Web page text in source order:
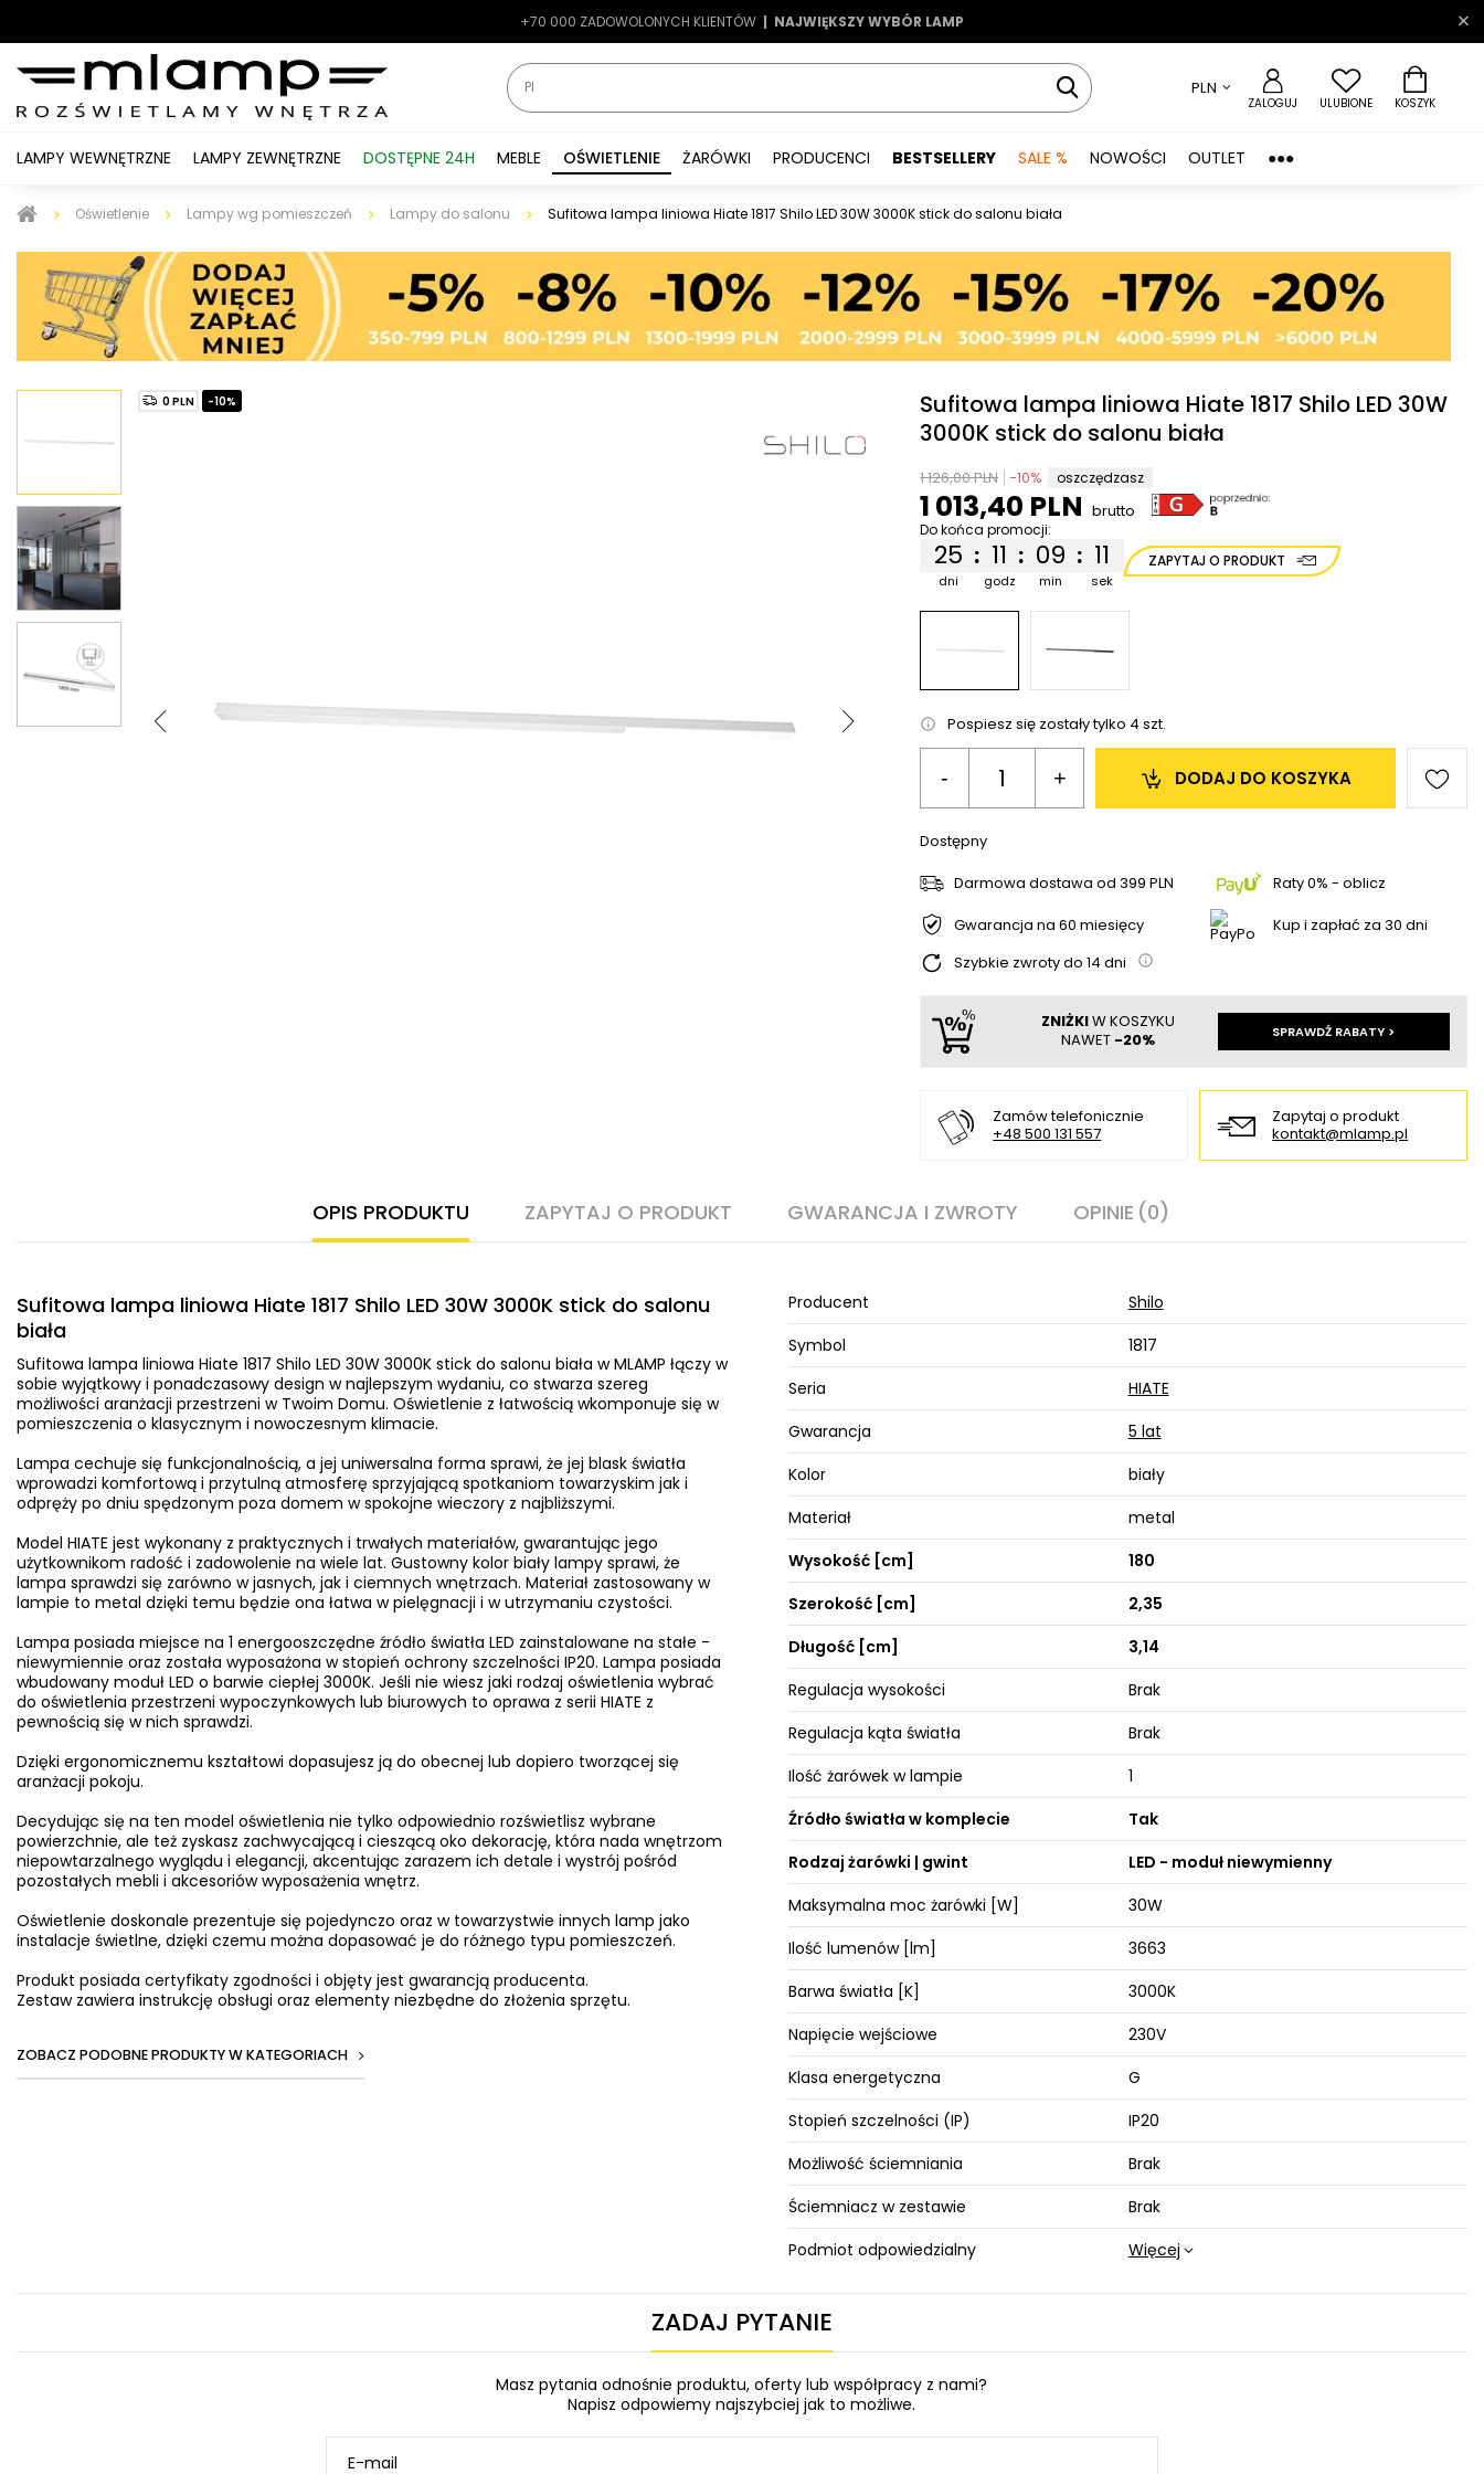
-7% LATO7
+70 000 ZADOWOLONYCH KLIENTÓW | NAJWIĘKSZY WYBÓR LAMP
| |
PLN
ZALOGUJ ULUBIONE KOSZYK
LAMPY WEWNĘTRZNE LAMPY ZEWNĘTRZNE DOSTĘPNE 24H MEBLE OŚWIETLENIE ŻARÓWKI PRODUCENCI BESTSELLERY SALE % NOWOŚCI OUTLET ●●●
Oświetlenie Lampy wg pomieszczeń Lampy do salonu Sufitowa lampa liniowa Hiate 1817 Shilo LED 30W 3000K stick do salonu biała
0 PLN -10%
Sufitowa lampa liniowa Hiate 1817 Shilo LED 30W
3000K stick do salonu biała
1 126,00 PLN -10% oszczędzasz
1 013,40 PLN brutto
Do końca promocji:
:
dni
25 :
godz
11 :
min
09
sek
11 ZAPYTAJ O PRODUKT
Pospiesz się zostały tylko 4 szt.
- + DO KOSZYKA
Dostępny
Darmowa dostawa od399 PLN
Raty 0% - oblicz
Gwarancja na 60 miesięcy
Kup i zapłać za 30 dni
Szybkie zwroty do 14 dni
ZNIŻKIW KOSZYKU
NAWET -20% SPRAWDŹ RABATY >
Zamów telefonicznie
+48 500 131 557
Zapytaj o produkt
kontakt@mlamp.pl
OPIS PRODUKTU ZAPYTAJ O PRODUKT GWARANCJA I ZWROTY OPINIE (0)
Sufitowa lampa liniowa Hiate 1817 Shilo LED 30W 3000K stick do salonu
biała
Sufitowa lampa liniowa Hiate 1817 Shilo LED 30W 3000K stick do salonu biała w MLAMP łączy w
sobie wyjątkowy i ponadczasowy design w najlepszym wydaniu, co stwarza szereg
możliwości aranżacji przestrzeni w Twoim Domu. Oświetlenie z łatwością wkomponuje się w
pomieszczenia o klasycznym i nowoczesnym klimacie.
Lampa cechuje się funkcjonalnością, a jej uniwersalna forma sprawi, że jej blask światła
wprowadzi komfortową i przytulną atmosferę sprzyjającą spotkaniom towarzyskim jak i
odpręży po dniu spędzonym poza domem w spokojne wieczory z najbliższymi.
Model HIATE jest wykonany z praktycznych i trwałych materiałów, gwarantując jego
użytkownikom radość i zadowolenie na wiele lat. Gustowny kolor biały lampy sprawi, że
lampa sprawdzi się zarówno w jasnych, jak i ciemnych wnętrzach. Materiał zastosowany w
lampie to metal dzięki temu będzie ona łatwa w pielęgnacji i w utrzymaniu czystości.
Lampa posiada miejsce na 1 energooszczędne źródło światła LED zainstalowane na stałe -
niewymiennie oraz została wyposażona w stopień ochrony szczelności IP20. Lampa posiada
wbudowany moduł LED o barwie ciepłej 3000K. Jeśli nie wiesz jaki rodzaj oświetlenia wybrać
do oświetlenia przestrzeni wypoczynkowych lub biurowych to oprawa z serii HIATE z
pewnością się w nich sprawdzi.
Dzięki ergonomicznemu kształtowi dopasujesz ją do obecnej lub dopiero tworzącej się
aranżacji pokoju.
Decydując się na ten model oświetlenia nie tylko odpowiednio rozświetlisz wybrane
powierzchnie, ale też zyskasz zachwycającą i cieszącą oko dekorację, która nada wnętrzom
niepowtarzalnego wyglądu i elegancji, akcentując zarazem ich detale i wystrój pośród
pozostałych mebli i akcesoriów wyposażenia wnętrz.
Oświetlenie doskonale prezentuje się pojedynczo oraz w towarzystwie innych lamp jako
instalacje świetlne, dzięki czemu można dopasować je do różnego typu pomieszczeń.
Produkt posiada certyfikaty zgodności i objęty jest gwarancją producenta.
Zestaw zawiera instrukcję obsługi oraz elementy niezbędne do złożenia sprzętu.
ZOBACZ PODOBNE PRODUKTY W KATEGORIACH
Producent
Shilo
Symbol
1817
Seria
HIATE
Gwarancja
5 lat
Kolor
biały
Materiał
metal
Wysokość [cm]
180
Szerokość [cm]
2,35
Długość [cm]
3,14
Regulacja wysokości
Brak
Regulacja kąta światła
Brak
Ilość żarówek w lampie
1
Źródło światła w komplecie
Tak
Rodzaj żarówki | gwint
LED - moduł niewymienny
Maksymalna moc żarówki [W]
30W
Ilość lumenów [lm]
3663
Barwa światła [K]
3000K
Napięcie wejściowe
230V
Klasa energetyczna
G
Stopień szczelności (IP)
IP20
Możliwość ściemniania
Brak
Ściemniacz w zestawie
Brak
Podmiot odpowiedzialny
Więcej
ZADAJ PYTANIE
Masz pytania odnośnie produktu, oferty lub współpracy z nami?
Napisz odpowiemy najszybciej jak to możliwe.
E-mail